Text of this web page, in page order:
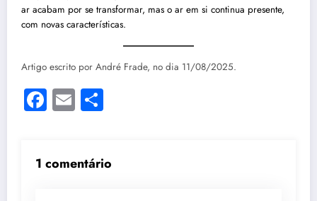
ar acabam por se transformar, mas o ar em si continua presente,
com novas características.
Artigo escrito por André Frade, no dia 11/08/2025.
Facebook
Email
1 comentário